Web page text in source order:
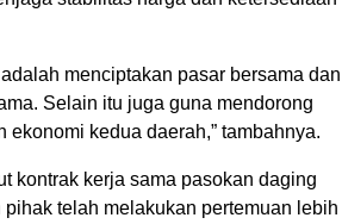
menciptakan pasar bersama dan
Selain itu juga guna mendorong
kedua daerah,” tambahnya.
kontrak kerja sama pasokan daging
telah melakukan pertemuan lebih